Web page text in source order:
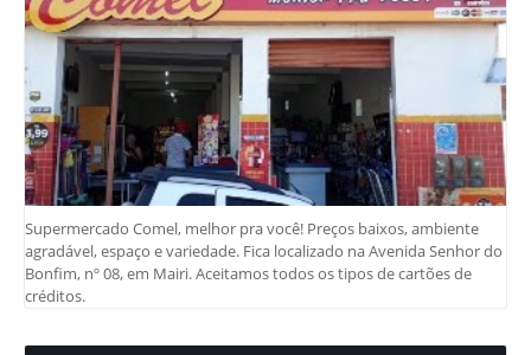
Supermercado Comel, melhor pra você! Preços baixos, ambiente
agradável, espaço e variedade. Fica localizado na Avenida Senhor do
Bonfim, nº 08, em Mairi. Aceitamos todos os tipos de cartões de
créditos.